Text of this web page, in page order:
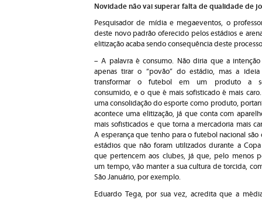
Novidade não vai superar falta de qualidade de
Pesquisador de mídia e megaeventos, o
deste novo padrão oferecido pelos estádios e
elitização acaba sendo consequência deste
– A palavra é consumo. Não diria que a
apenas tirar o “povão” do estádio, mas a
transformar o futebol em um produto a
consumido, e o que é mais sofisticado é mais
uma consolidação do esporte como produto,
acontece uma elitização, já que conta com
mais sofisticados e que torna a mercadoria mais
A esperança que tenho para o futebol nacional são
estádios que não foram utilizados durante a
que pertencem aos clubes, já que, pelo menos
um tempo, vão manter a sua cultura de torcida,
São Januário, por exemplo.
Eduardo Tega, por sua vez, acredita que a